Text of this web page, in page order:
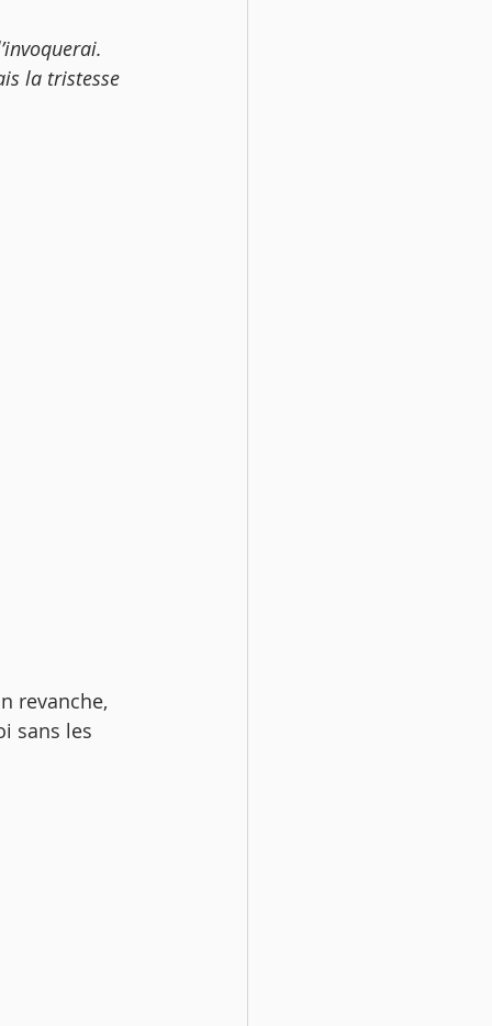
la tristesse
sans les